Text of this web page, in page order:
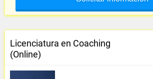
Licenciatura en Coaching
(Online)